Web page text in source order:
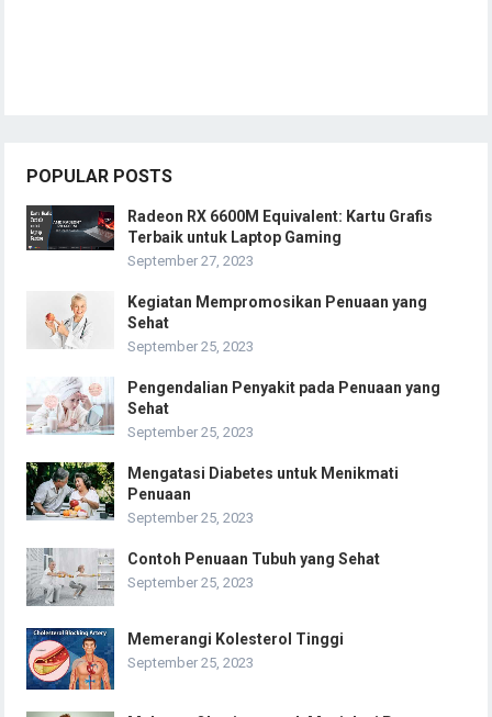
POPULAR POSTS
Radeon RX 6600M Equivalent: Kartu Grafis
Terbaik untuk Laptop Gaming
September 27, 2023
Kegiatan Mempromosikan Penuaan yang
Sehat
September 25, 2023
Pengendalian Penyakit pada Penuaan yang
Sehat
September 25, 2023
Mengatasi Diabetes untuk Menikmati
Penuaan
September 25, 2023
Contoh Penuaan Tubuh yang Sehat
September 25, 2023
Memerangi Kolesterol Tinggi
September 25, 2023